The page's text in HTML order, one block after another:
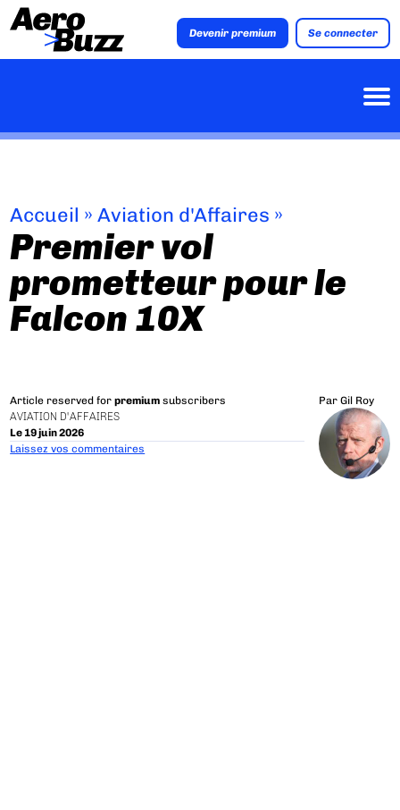
Devenir premium Se connecter
Accueil »Aviation d'Affaires »
Premier vol
prometteur pour le
Falcon 10X
Article reserved forpremium subscribers
AVIATION D'AFFAIRES
Le 19 juin 2026
Par Gil Roy
Laissez vos commentaires